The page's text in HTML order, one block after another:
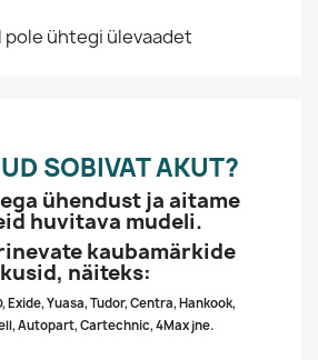
pole ühtegi ülevaadet
SOBIVAT AKUT?
ühendust ja aitame
huvitava mudeli.
kaubamärkide
näiteks:
Exide, Yuasa, Tudor, Centra, Hankook,
Autopart, Cartechnic, 4Max jne.